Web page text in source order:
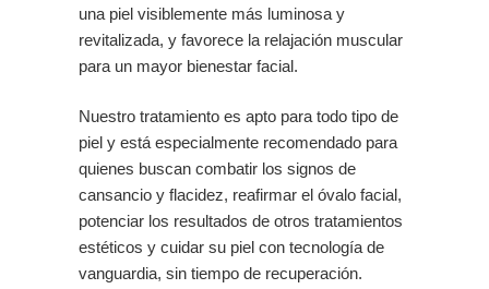
una piel visiblemente más luminosa y
revitalizada, y favorece la relajación muscular
para un mayor bienestar facial.
Nuestro tratamiento es apto para todo tipo de
piel y está especialmente recomendado para
quienes buscan combatir los signos de
cansancio y flacidez, reafirmar el óvalo facial,
potenciar los resultados de otros tratamientos
estéticos y cuidar su piel con tecnología de
vanguardia, sin tiempo de recuperación.